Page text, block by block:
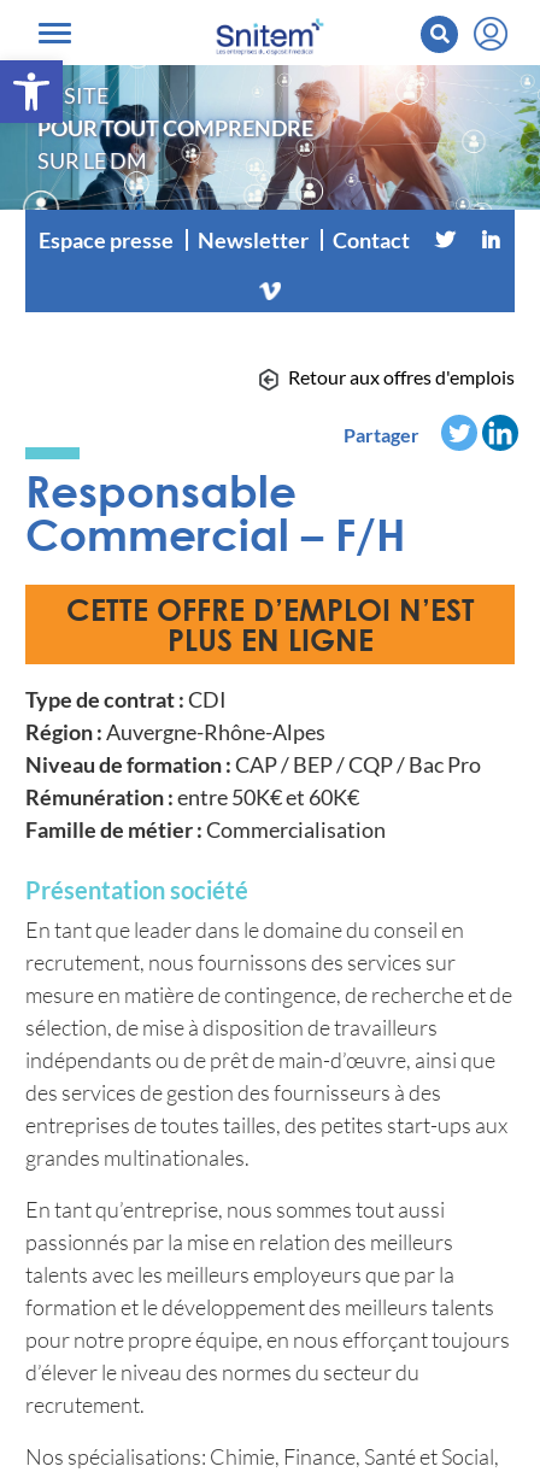
Ouvrir la barre d’outils
LE SITE
POUR TOUT COMPRENDRE
SUR LE DM
Espace presse Newsletter Contact
Retour aux offres d'emplois
Partager
Responsable
Commercial – F/H
CETTE OFFRE D’EMPLOI N’EST
PLUS EN LIGNE
Type de contrat :CDI
Région :Auvergne-Rhône-Alpes
Niveau de formation :CAP / BEP / CQP / Bac Pro
Rémunération :entre 50K€ et 60K€
Famille de métier :Commercialisation
Présentation société
En tant que leader dans le domaine du conseil en
recrutement, nous fournissons des services sur
mesure en matière de contingence, de recherche et de
sélection, de mise à disposition de travailleurs
indépendants ou de prêt de main-d’œuvre, ainsi que
des services de gestion des fournisseurs à des
entreprises de toutes tailles, des petites start-ups aux
grandes multinationales.
En tant qu’entreprise, nous sommes tout aussi
passionnés par la mise en relation des meilleurs
talents avec les meilleurs employeurs que par la
formation et le développement des meilleurs talents
pour notre propre équipe, en nous efforçant toujours
d’élever le niveau des normes du secteur du
recrutement.
Nos spécialisations: Chimie, Finance, Santé et Social,